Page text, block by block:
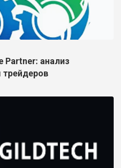
Partner: анализ